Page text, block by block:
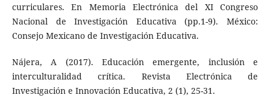
curriculares. En Memoria Electrónica del XI Congreso
Nacional de Investigación Educativa (pp.1-9). México:
Consejo Mexicano de Investigación Educativa.
Nájera, A (2017). Educación emergente, inclusión e
interculturalidad crítica. Revista Electrónica de
Investigación e Innovación Educativa, 2 (1), 25-31.